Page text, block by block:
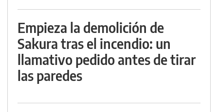
Empieza la demolición de
Sakura tras el incendio: un
llamativo pedido antes de tirar
las paredes